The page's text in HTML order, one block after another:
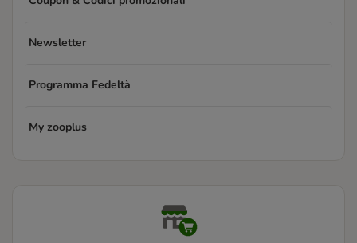
Newsletter
Programma Fedeltà
My zooplus